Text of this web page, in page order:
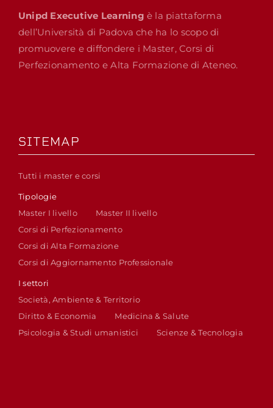
Unipd Executive Learning è la piattaforma
dell’Università di Padova che ha lo scopo di
promuovere e diffondere i Master, Corsi di
Perfezionamento e Alta Formazione di Ateneo.
SITEMAP
Tutti i master e corsi
Tipologie
Master I livello
Master II livello
Corsi di Perfezionamento
Corsi di Alta Formazione
Corsi di Aggiornamento Professionale
I settori
Società, Ambiente & Territorio
Diritto & Economia
Medicina & Salute
Psicologia & Studi umanistici
Scienze & Tecnologia